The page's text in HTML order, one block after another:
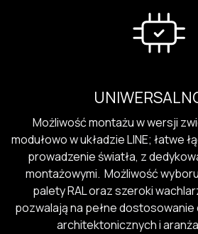
Możliwość montażu w wersji
modułowo w układzie LINE; łatwe
prowadzenie światła, z
montażowymi. Możliwość
palety RAL oraz szeroki
pozwalają na pełne
architektonicznych i